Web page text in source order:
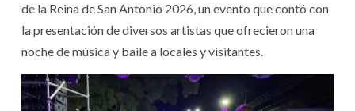
de la Reina de San Antonio 2026, un evento que contó con
la presentación de diversos artistas que ofrecieron una
noche de música y baile a locales y visitantes.‎‎